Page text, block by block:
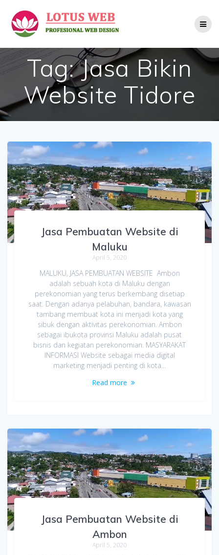
to
content
Tag:Jasa Bikin
Website Tidore
Jasa Pembuatan Website di
Maluku
April 5, 2020
MALUKU, JASA PEMBUATAN WEBSITE Ambon
adalah sebuah kota di Maluku dengan
perekonomian yang terus berkembang disetiap
saat. Dengan adanya pelabuhan, bandara, kawasan
tambang membuat kota ini menjadi kota yang
sibuk dengan aktivitas perekonomian. Ambon
sebagai ibukota provinsi Maluku adalah pusat
bisnis dan kegiatan perekonomian. MASYARAKAT
INFORMASI Website sebagai media digital
marketing menjadi penting di kota…
Read more
Jasa Pembuatan Website di
Ambon
April 5, 2020